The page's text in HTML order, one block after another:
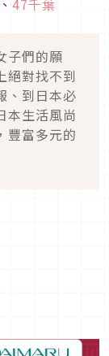
子們的願
絕對找不到
、到日本必
本生活風尚
豐富多元的